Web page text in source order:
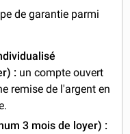
de garantie parmi
: un compte ouvert
remise de l'argent en
3 mois de loyer) :